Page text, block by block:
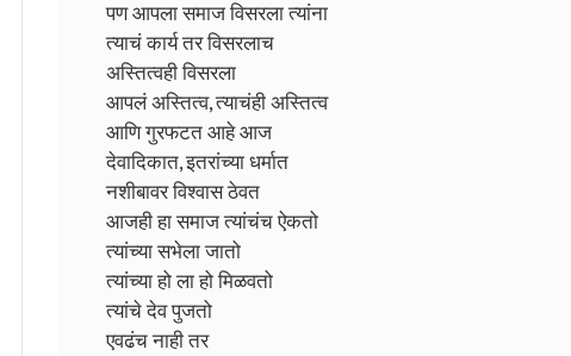
पण आपला समाज विसरला त्यांना
त्याचं कार्य तर विसरलाच
अस्तित्वही विसरला
आपलं अस्तित्व, त्याचंही अस्तित्व
आणि गुरफटत आहे आज
देवादिकात, इतरांच्या धर्मात
नशीबावर विश्वास ठेवत
आजही हा समाज त्यांचंच ऐकतो
त्यांच्या सभेला जातो
त्यांच्या हो ला हो मिळवतो
त्यांचे देव पुजतो
एवढंच नाही तर